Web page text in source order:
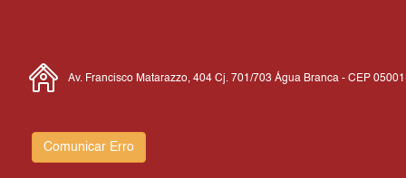
Av. Francisco Matarazzo, 404 Cj. 701/703 Água Branca - CEP
Comunicar Erro